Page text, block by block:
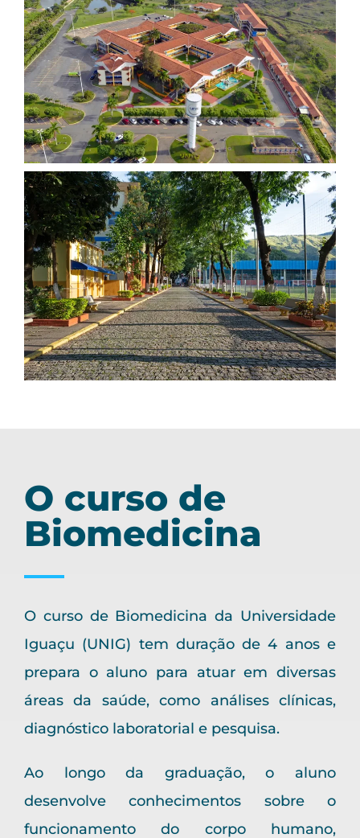
O curso de
Biomedicina
O curso de Biomedicina da Universidade
Iguaçu (UNIG) tem duração de 4 anos e
prepara o aluno para atuar em diversas
áreas da saúde, como análises clínicas,
diagnóstico laboratorial e pesquisa.
Ao longo da graduação, o aluno
desenvolve conhecimentos sobre o
funcionamento do corpo humano,